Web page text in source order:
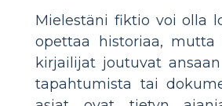
Mielestäni fiktio voi olla
opettaa historiaa,
kirjailijat joutuvat
tapahtumista tai